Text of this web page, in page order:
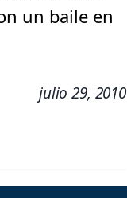
un baile en
julio 29, 2010